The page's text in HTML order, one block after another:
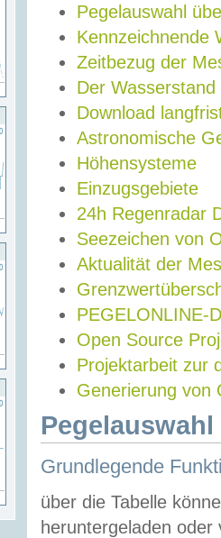
Pegelauswahl
Kennzeichnende
Zeitbezug der
Der Wasserstand
Download
Astronomische
Höhensysteme
Einzugsgebiete
24h Regenradar
Seezeichen von
Aktualität der
PEGELONLINE-
Open Source
Projektarbeit zur
Generierung von
Grundlegende
über die Tabelle
heruntergeladen oder